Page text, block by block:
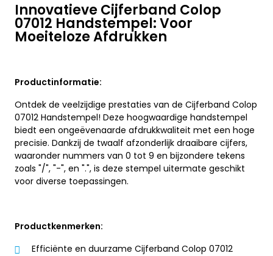
Innovatieve Cijferband Colop
07012 Handstempel: Voor
Moeiteloze Afdrukken
Productinformatie:
Ontdek de veelzijdige prestaties van de Cijferband Colop
07012 Handstempel! Deze hoogwaardige handstempel
biedt een ongeëvenaarde afdrukkwaliteit met een hoge
precisie. Dankzij de twaalf afzonderlijk draaibare cijfers,
waaronder nummers van 0 tot 9 en bijzondere tekens
zoals "/", "-", en ".", is deze stempel uitermate geschikt
voor diverse toepassingen.
Productkenmerken:
Efficiënte en duurzame Cijferband Colop 07012